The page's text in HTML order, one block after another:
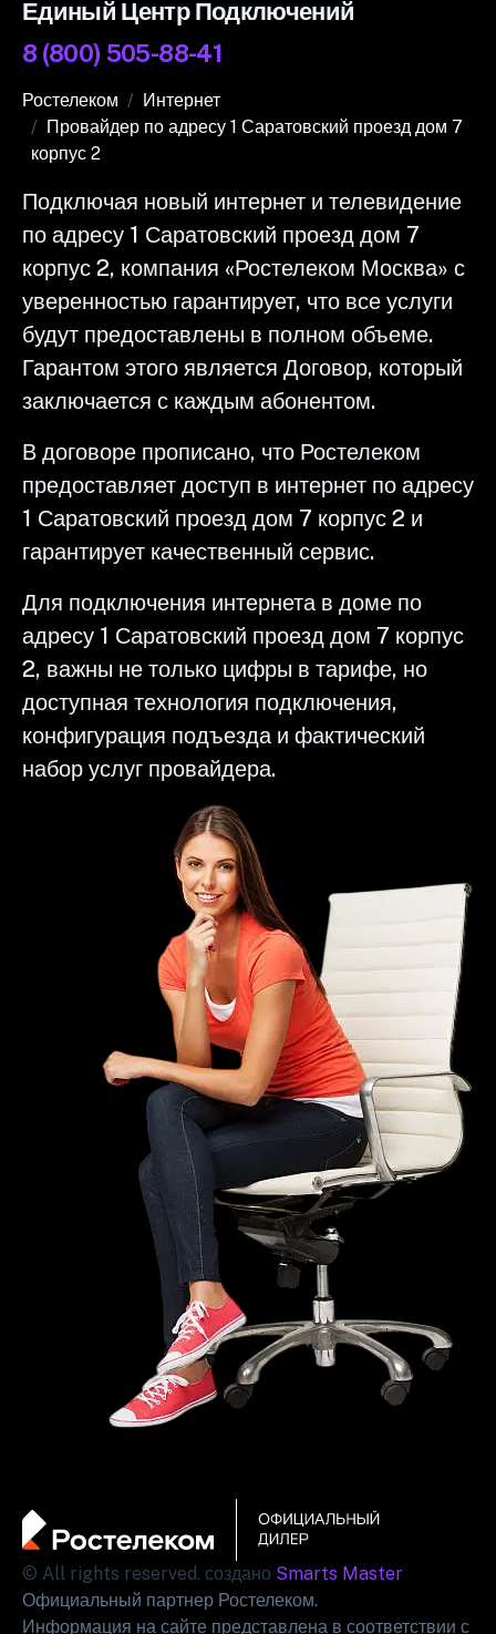
Единый Центр Подключений
8 (800) 505-88-41
Ростелеком
Интернет
Провайдер по адресу 1 Саратовский проезд дом 7
корпус 2
Подключая новый интернет и телевидение
по адресу 1 Саратовский проезд дом 7
корпус 2, компания «Ростелеком Москва» с
уверенностью гарантирует, что все услуги
будут предоставлены в полном объеме.
Гарантом этого является Договор, который
заключается с каждым абонентом.
В договоре прописано, что Ростелеком
предоставляет доступ в интернет по адресу
1 Саратовский проезд дом 7 корпус 2 и
гарантирует качественный сервис.
Для подключения интернета в доме по
адресу 1 Саратовский проезд дом 7 корпус
2, важны не только цифры в тарифе, но
доступная технология подключения,
конфигурация подъезда и фактический
набор услуг провайдера.
© All rights reserved. создано Smarts Master
Официальный партнер Ростелеком.
Информация на сайте представлена в соответствии с